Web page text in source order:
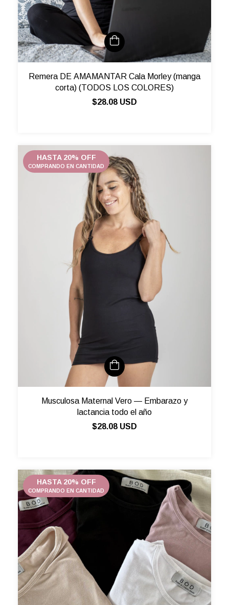
Remera DE AMAMANTAR Cala Morley (manga
corta) (TODOS LOS COLORES)
$28.08 USD
HASTA 20% OFF
COMPRANDO EN CANTIDAD
Musculosa Maternal Vero — Embarazo y
lactancia todo el año
$28.08 USD
HASTA 20% OFF
COMPRANDO EN CANTIDAD